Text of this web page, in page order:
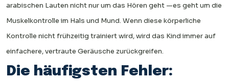
arabischen Lauten nicht nur um das Hören geht —es geht um die
Muskelkontrolle im Hals und Mund. Wenn diese körperliche
Kontrolle nicht frühzeitig trainiert wird, wird das Kind immer auf
einfachere, vertraute Geräusche zurückgreifen.
Die häufigsten Fehler: